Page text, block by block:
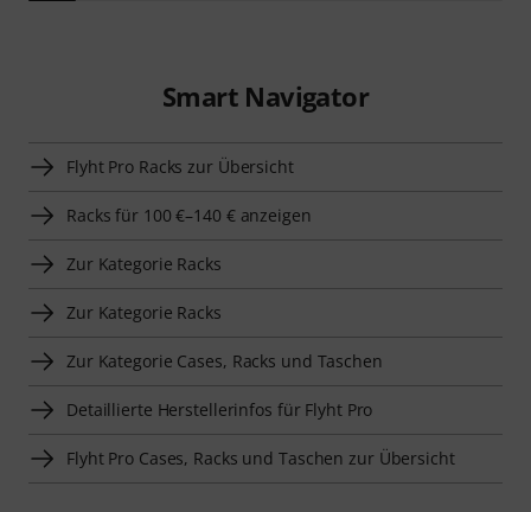
Smart Navigator
Flyht Pro Racks zur Übersicht
Racks für 100 €–140 € anzeigen
Zur Kategorie Racks
Zur Kategorie Racks
Zur Kategorie Cases, Racks und Taschen
Detaillierte Herstellerinfos für Flyht Pro
Flyht Pro Cases, Racks und Taschen zur Übersicht